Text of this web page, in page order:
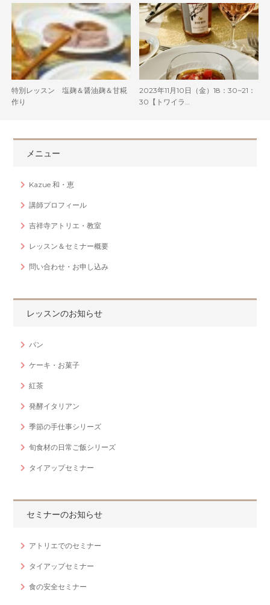
特別レッスン 塩麹＆醤油麹＆甘糀
作り
2023年11月10日（金）18：30~21：
30【トワイラ…
メニュー
Kazue 和・恵
講師プロフィール
吉祥寺アトリエ・教室
レッスン＆セミナー概要
問い合わせ・お申し込み
レッスンのお知らせ
パン
ケーキ・お菓子
紅茶
発酵イタリアン
季節の手仕事シリーズ
旬食材の日常ご飯シリーズ
タイアップセミナー
セミナーのお知らせ
アトリエでのセミナー
タイアップセミナー
食の安全セミナー